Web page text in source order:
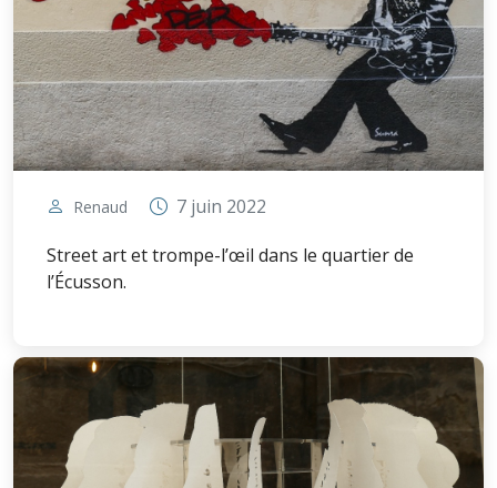
Renaud
7 juin 2022
Street art et trompe-l’œil dans le quartier de
l’Écusson.